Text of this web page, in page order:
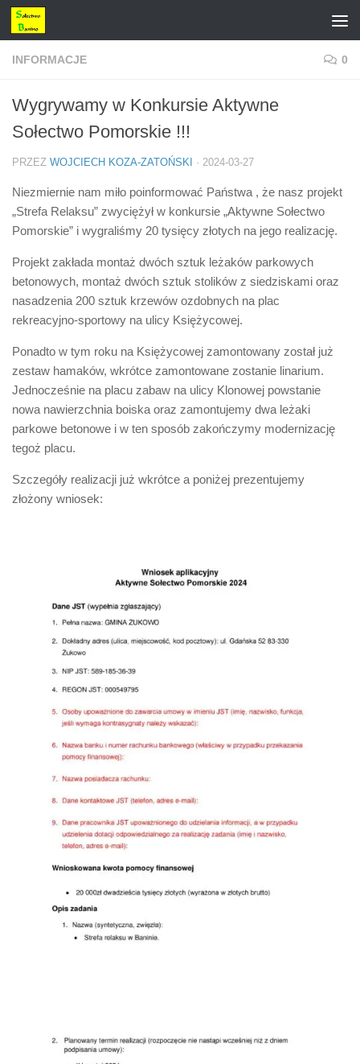
Przejdź do treści
INFORMACJE 0
Wygrywamy w Konkursie Aktywne
Sołectwo Pomorskie !!!
PRZEZ WOJCIECH KOZA-ZATOŃSKI · 2024-03-27
Niezmiernie nam miło poinformować Państwa , że nasz projekt
„Strefa Relaksu” zwyciężył w konkursie „Aktywne Sołectwo
Pomorskie” i wygraliśmy 20 tysięcy złotych na jego realizację.
Projekt zakłada montaż dwóch sztuk leżaków parkowych
betonowych, montaż dwóch sztuk stolików z siedziskami oraz
nasadzenia 200 sztuk krzewów ozdobnych na plac
rekreacyjno-sportowy na ulicy Księżycowej.
Ponadto w tym roku na Księżycowej zamontowany został już
zestaw hamaków, wkrótce zamontowane zostanie linarium.
Jednocześnie na placu zabaw na ulicy Klonowej powstanie
nowa nawierzchnia boiska oraz zamontujemy dwa leżaki
parkowe betonowe i w ten sposób zakończymy modernizację
tegoż placu.
Szczegóły realizacji już wkrótce a poniżej prezentujemy
złożony wniosek: